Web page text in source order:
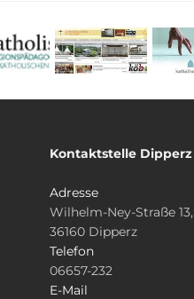
Kontaktstelle Dipperz
Adresse
Wilhelm-Ney-Straße 13,
36160 Dipperz
Telefon
06657-232
E-Mail